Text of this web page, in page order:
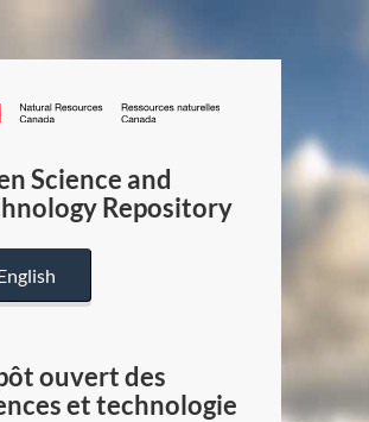
/
Canada
Science and
Repository
ouvert des
et technologie